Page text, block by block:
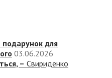
подарунок для
03.06.2026
– Свириденко